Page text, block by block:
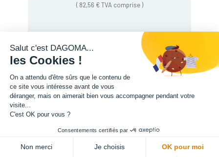
( 82,56 € TVA comprise )
Soyez averti lorsque le produit est de
nouveau en stock
Enregistrer pour plus tard
Salut c'est DAGOMA...
les Cookies !
On a attendu d'être sûrs que le contenu de
ce site vous intéresse avant de vous
déranger, mais on aimerait bien vous accompagner pendant votre
visite...
C'est OK pour vous ?
Consentements certifiés par
Non merci Je choisis OK pour moi